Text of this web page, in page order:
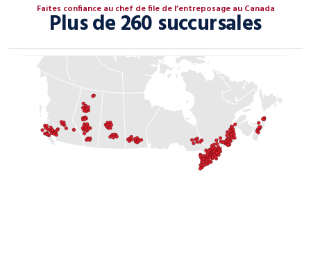
Faites confiance au chef de file de l’entreposage au Canada
Plus de 260 succursales